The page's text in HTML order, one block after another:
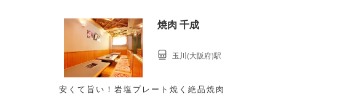
焼肉 千成
安くて旨い！岩塩プレート焼く絶品焼肉
玉川(大阪府)駅